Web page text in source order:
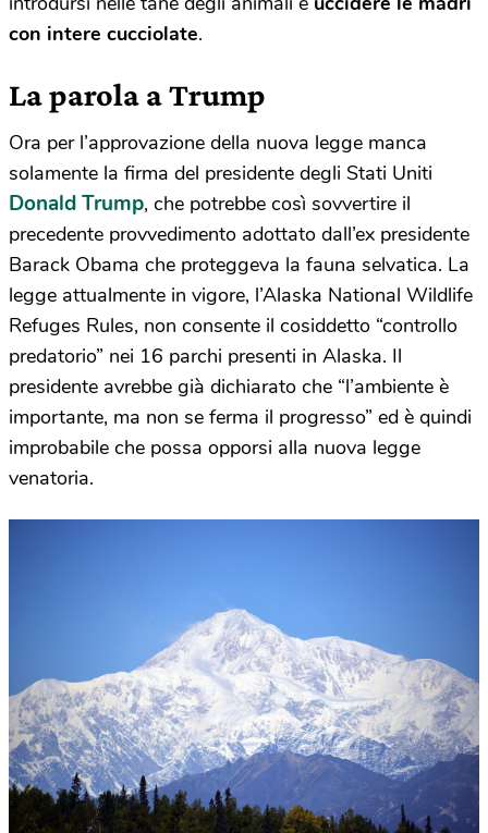
con intere cucciolate.
La parola a Trump
Ora per l’approvazione della nuova legge manca
solamente la firma del presidente degli Stati Uniti
Donald Trump, che potrebbe così sovvertire il
precedente provvedimento adottato dall’ex presidente
Barack Obama che proteggeva la fauna selvatica. La
legge attualmente in vigore, l’Alaska National Wildlife
Refuges Rules, non consente il cosiddetto “controllo
predatorio” nei 16 parchi presenti in Alaska. Il
presidente avrebbe già dichiarato che “l’ambiente è
importante, ma non se ferma il progresso” ed è quindi
improbabile che possa opporsi alla nuova legge
venatoria.